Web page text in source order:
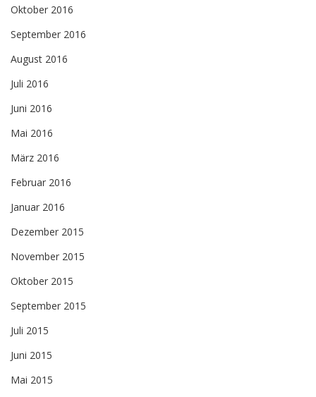
Oktober 2016
September 2016
August 2016
Juli 2016
Juni 2016
Mai 2016
März 2016
Februar 2016
Januar 2016
Dezember 2015
November 2015
Oktober 2015
September 2015
Juli 2015
Juni 2015
Mai 2015